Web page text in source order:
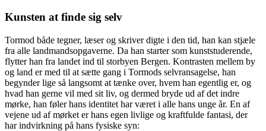
Kunsten at finde sig selv
Tormod både tegner, læser og skriver digte i den tid, han kan stjæle
fra alle landmandsopgaverne. Da han starter som kunststuderende,
flytter han fra landet ind til storbyen Bergen. Kontrasten mellem by
og land er med til at sætte gang i Tormods selvransagelse, han
begynder lige så langsomt at tænke over, hvem han egentlig er, og
hvad han gerne vil med sit liv, og dermed bryde ud af det indre
mørke, han føler hans identitet har været i alle hans unge år. En af
vejene ud af mørket er hans egen livlige og kraftfulde fantasi, der
har indvirkning på hans fysiske syn: